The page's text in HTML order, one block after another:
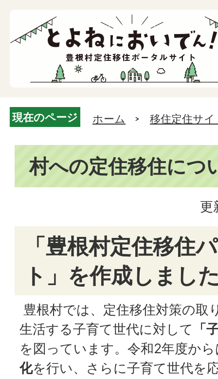
現在のページ ホーム 移住定住サイ
村への定住移住につ
更
「豊根村定住移住
ト」を作成しまし
豊根村では、定住移住対策の取
生活する子育て世代に対して
「
を図っています。令和2年度か
化を行い、さらに子育て世代を